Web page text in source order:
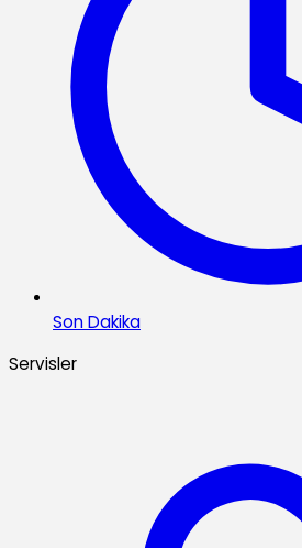
Son Dakika
Servisler